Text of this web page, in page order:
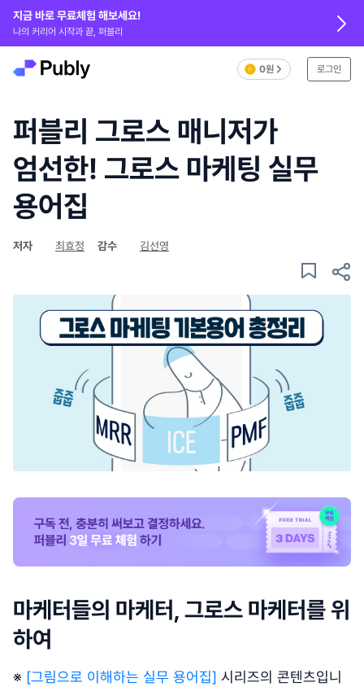
지금 바로 무료체험 해보세요!
나의 커리어 시작과 끝, 퍼블리
0원 로그인
퍼블리 그로스 매니저가
엄선한! 그로스 마케팅 실무
용어집
저자 최효정 감수 김선영
마케터들의 마케터, 그로스 마케터를 위
하여
※ [그림으로 이해하는 실무 용어집] 시리즈의 콘텐츠입니